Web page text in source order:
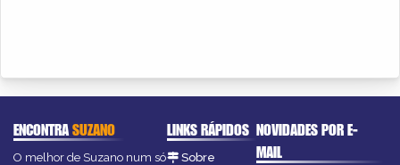
ENCONTRASUZANO
O melhor de Suzano num só
LINKS RÁPIDOS
Sobre
NOVIDADES POR E-
MAIL